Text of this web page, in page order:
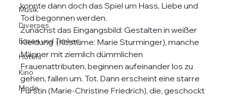
Musik
Diverses
Essen und Trinken
Hotels
Kino
Mode
konnte dann doch das Spiel um Hass, Liebe und
Tod begonnen werden.
Zunächst das Eingangsbild: Gestalten in weißer
Kleidung  (Kostüme: Marie Sturminger), manche
Männer mit ziemlich dümmlichen
Frauenattributen, beginnen aufeinander los zu
gehen, fallen um. Tot. Dann erscheint eine starre
Fürstin (Marie-Christine Friedrich), die, geschockt